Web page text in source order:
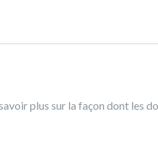
plus sur la façon dont les